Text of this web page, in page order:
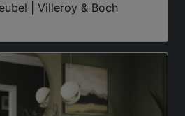
| Villeroy & Boch